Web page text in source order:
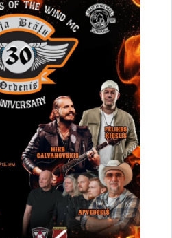
Gulbenes novada
6.februāra
Nr.4 “Par Gulbenes
2025.gadam”
Gulbenes novada
6.februāra
Nr.4 “Par Gulbenes
2025.gadam”
Gulbenes novada